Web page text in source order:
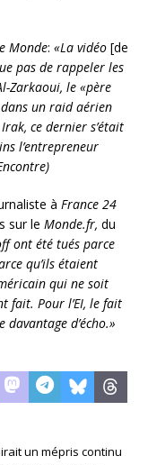
Monde: «La vidéo [de
pas de rappeler les
Zarkaoui, le «père
un raid aérien
ce dernier s’était
l’entrepreneur
à France 24
sur le Monde.fr, du
ont été tués parce
qu’ils étaient
qui ne soit
fait. Pour l’EI, le fait
d’écho.»
un mépris continu